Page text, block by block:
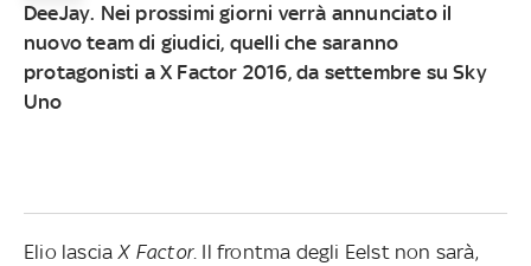
DeeJay. Nei prossimi giorni verrà annunciato il
nuovo team di giudici, quelli che saranno
protagonisti a X Factor 2016, da settembre su Sky
Uno
Elio lasciaX Factor. Il frontma degli Eelst non sarà,